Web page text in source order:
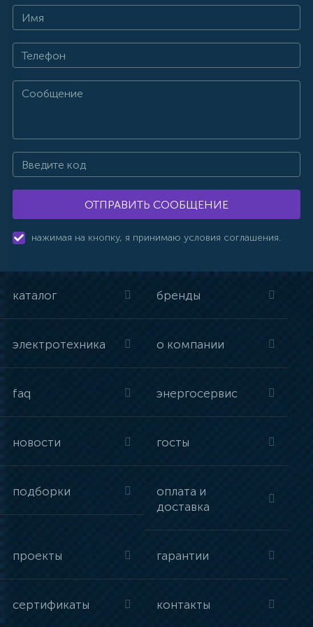
ОТПРАВИТЬ СООБЩЕНИЕ
нажимая на кнопку, я принимаю условия соглашения.
каталог бренды
электротехника о компании
faq энергосервис
новости госты
подборки
оплата и
доставка
проекты гарантии
сертификаты контакты